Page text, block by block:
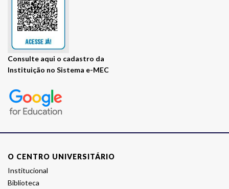
Consulte Visite
o
E-
MEC
da
aqui o cadastro da
Instituição no Sistema e-MEC
O CENTRO UNIVERSITÁRIO
Institucional
Biblioteca